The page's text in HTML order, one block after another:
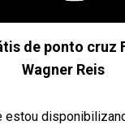
de ponto cruz
Wagner Reis
estou